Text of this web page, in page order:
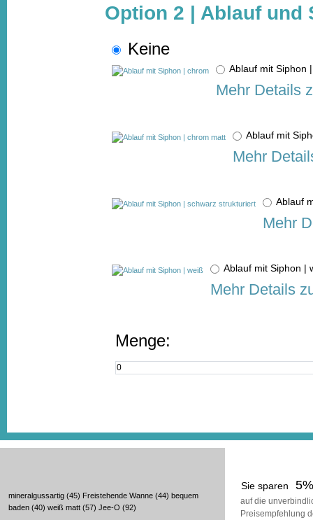
Option 2 | Ablauf und
Keine
Ablauf mit
Mehr Details
Ablauf mit
Mehr
Ablauf
Mehr
Ablauf mit Siphon
Mehr Details
Menge:
Sie sparen 5%
auf die
Preisempfehlung
mineralgussartig (45) Freistehende Wanne (44) bequem
baden (40) weiß matt (57) Jee-O (92)